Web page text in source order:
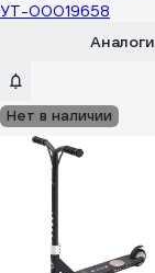
УТ-00019658
Аналоги
Нет в наличии